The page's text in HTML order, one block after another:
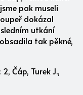
pak museli
dokázal
utkání
tak pěkné,
Čáp, Turek J.,